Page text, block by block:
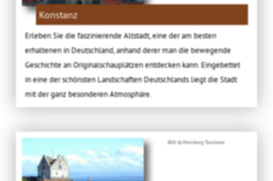
Konstanz
Erleben Sie die faszinierende Altstadt, eine der am besten
erhaltenen in Deutschland, anhand derer man die bewegende
Geschichte an Originalschauplätzen entdecken kann. Eingebettet
in eine der schönsten Landschaften Deutschlands liegt die Stadt
mit der ganz besonderen Atmosphäre.
Bild: © Meersburg Tourismus